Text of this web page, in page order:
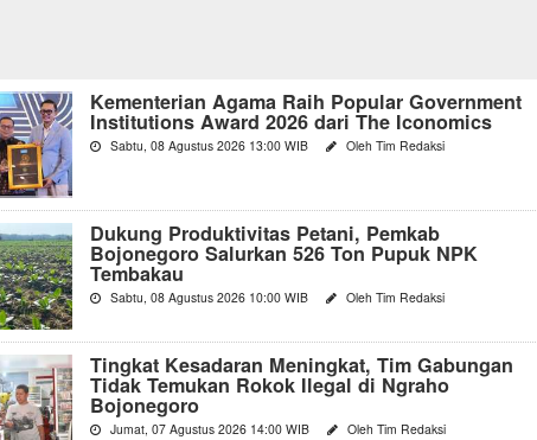
Kementerian Agama Raih Popular Government
Institutions Award 2026 dari The Iconomics
Sabtu, 08 Agustus 2026 13:00 WIB Oleh Tim Redaksi
Dukung Produktivitas Petani, Pemkab
Bojonegoro Salurkan 526 Ton Pupuk NPK
Tembakau
Sabtu, 08 Agustus 2026 10:00 WIB Oleh Tim Redaksi
Tingkat Kesadaran Meningkat, Tim Gabungan
Tidak Temukan Rokok Ilegal di Ngraho
Bojonegoro
Jumat, 07 Agustus 2026 14:00 WIB Oleh Tim Redaksi